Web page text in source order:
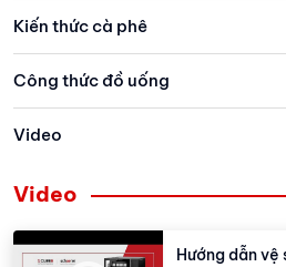
Kiến thức cà phê
Công thức đồ uống
Video
Video
Hướng dẫn